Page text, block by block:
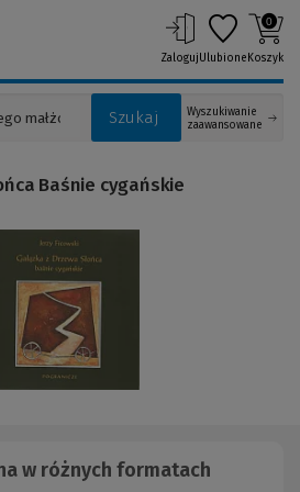
Szukaj
Wyszukiwanie
zaawansowane
ZalogujUlubione
0
Koszyk
Baśnie cygańskie
w różnych formatach